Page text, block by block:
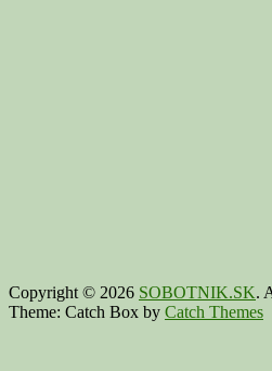
Copyright © 2026 SOBOTNIK.SK.
Theme: Catch Box by Catch Themes